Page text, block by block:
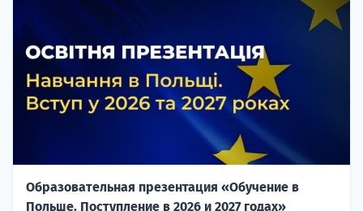
Образовательная презентация «Обучение в
Польше. Поступление в 2026 и 2027 годах»